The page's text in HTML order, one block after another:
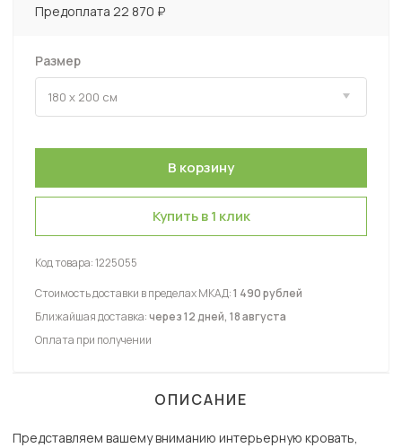
Предоплата 22 870 ₽
Размер
Купить в 1 клик
Код товара:1225055
Стоимость доставки в пределах МКАД:1 490 рублей
Ближайшая доставка:через 12 дней, 18 августа
Оплата при получении
ОПИСАНИЕ
Представляем вашему вниманию интерьерную кровать,